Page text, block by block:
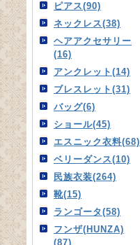
ピアス(90)
ネックレス(38)
ヘアアクセサリー
(16)
アンクレット(14)
ブレスレット(31)
バッグ(6)
ショール(45)
エスニック衣料(68)
ベリーダンス(10)
民族衣装(264)
靴(15)
ランゴータ(58)
フンザ(HUNZA)
(87)